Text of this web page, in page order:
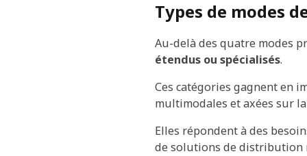
Types de modes
Au-delà des quatre modes
étendus ou spécialisés.
Ces catégories gagnent en
multimodales et axées sur
Elles répondent à des
de solutions de distribution